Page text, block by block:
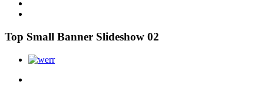
Top Small Banner Slideshow 02